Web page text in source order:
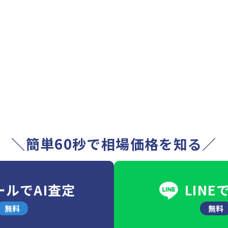
＼簡単60秒で相場価格を知る／
ルでAI査定
無料
LINE
無料